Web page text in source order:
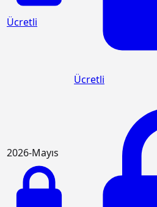
Ücretli
Ücretli
2026-Mayıs